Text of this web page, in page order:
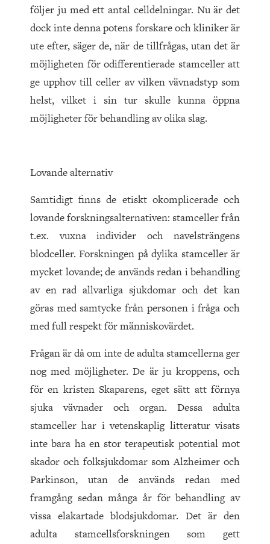
följer ju med ett antal celldelningar. Nu är det
dock inte denna potens forskare och kliniker är
ute efter, säger de, när de tillfrågas, utan det är
möjligheten för odifferentierade stamceller att
ge upphov till celler av vilken vävnadstyp som
helst, vilket i sin tur skulle kunna öppna
möjligheter för behandling av olika slag.
Lovande alternativ
Samtidigt finns de etiskt okomplicerade och
lovande forskningsalternativen: stamceller från
t.ex. vuxna individer och navelsträngens
blodceller. Forskningen på dylika stamceller är
mycket lovande; de används redan i behandling
av en rad allvarliga sjukdomar och det kan
göras med samtycke från personen i fråga och
med full respekt för människovärdet.
Frågan är då om inte de adulta stamcellerna ger
nog med möjligheter. De är ju kroppens, och
för en kristen Skaparens, eget sätt att förnya
sjuka vävnader och organ. Dessa adulta
stamceller har i vetenskaplig litteratur visats
inte bara ha en stor terapeutisk potential mot
skador och folksjukdomar som Alzheimer och
Parkinson, utan de används redan med
framgång sedan många år för behandling av
vissa elakartade blodsjukdomar. Det är den
adulta stamcellsforskningen som gett